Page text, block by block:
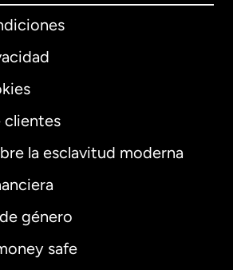
la esclavitud moderna
género
safe
English